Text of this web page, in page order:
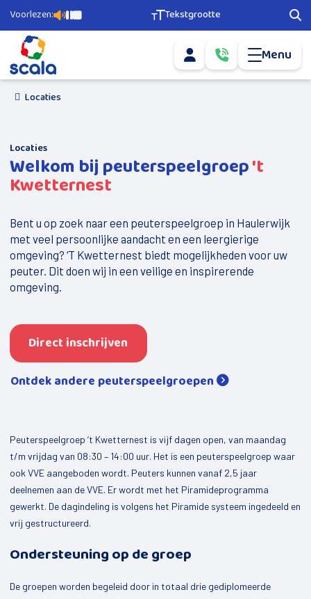
Voorlezen: Pagina voorlezen
Pauzeer voorlezen
Stop voorlezen Tekstgrootte
Tekstgrootte aanpassen
Mijn account
Mail ons via
info@scala-
welzijn.nl
Bel ons via
0­
5­
1­
­
2­
Menu
Agenda
Geld en Grip
Scala Vrijwilligerscentrale
Buurtsport
Nieuwkomers
Doe mee
Mijn kind
Peuterspeelgroepen
Jongeren
Opbouwwerk
Uitleen sportmaterialen
Buurtbemiddeling
Valpreventie
Welzijnscoach
Bestuurscoaching
Locaties
Locaties
Welkom bij peuterspeelgroep't
Kwetternest
Bent u op zoek naar een peuterspeelgroep in Haulerwijk
met veel persoonlijke aandacht en een leergierige
omgeving? ‘T Kwetternest biedt mogelijkheden voor uw
peuter. Dit doen wij in een veilige en inspirerende
omgeving.
Direct inschrijven
Ontdek andere peuterspeelgroepen
Peuterspeelgroep ’t Kwetternest is vijf dagen open, van maandag
t/m vrijdag van 08:30 – 14:00 uur. Het is een peuterspeelgroep waar
ook VVE aangeboden wordt. Peuters kunnen vanaf 2,5 jaar
deelnemen aan de VVE. Er wordt met het Piramideprogramma
gewerkt. De dagindeling is volgens het Piramide systeem ingedeeld en
vrij gestructureerd.
Ondersteuning op de groep
De groepen worden begeleid door in totaal drie gediplomeerde